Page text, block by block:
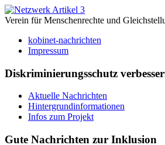
Verein für Menschenrechte und
kobinet-nachrichten
Impressum
Diskriminierungsschutz
Aktuelle Nachrichten
Hintergrundinformationen
Infos zum Projekt
Gute Nachrichten zur Inklusion